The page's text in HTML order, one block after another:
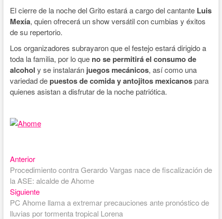
El cierre de la noche del Grito estará a cargo del cantante Luis
Mexía, quien ofrecerá un show versátil con cumbias y éxitos
de su repertorio.
Los organizadores subrayaron que el festejo estará dirigido a
toda la familia, por lo que no se permitirá el consumo de
alcohol y se instalarán juegos mecánicos, así como una
variedad depuestos de comida y antojitos mexicanospara
quienes asistan a disfrutar de la noche patriótica.
Navegación
de
entradas
AnteriorEntrada
anterior:
Procedimiento contra Gerardo Vargas nace de fiscalización de
la ASE: alcalde de Ahome
SiguienteEntrada
siguiente:
PC Ahome llama a extremar precauciones ante pronóstico de
lluvias por tormenta tropical Lorena